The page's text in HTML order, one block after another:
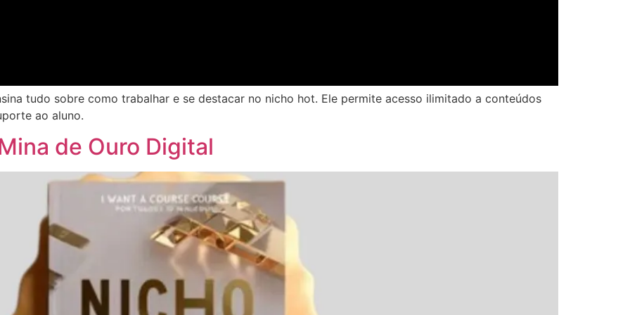
tudo sobre como trabalhar e se destacar no nicho hot. Ele permite acesso ilimitado a conteúdos
ao aluno.
de Ouro Digital